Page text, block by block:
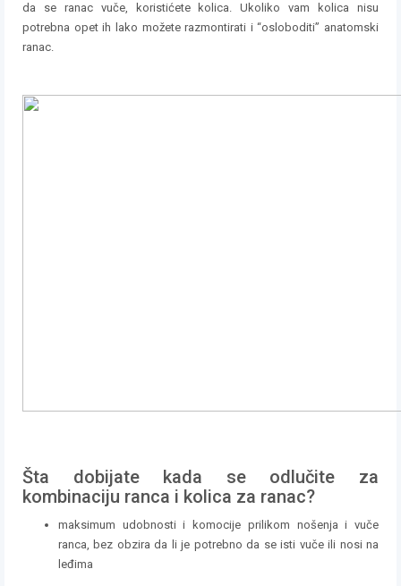
da se ranac vuče, koristićete kolica. Ukoliko vam kolica nisu
potrebna opet ih lako možete razmontirati i “osloboditi” anatomski
ranac.
Šta dobijate kada se odlučite za
kombinaciju ranca i kolica za ranac?
maksimum udobnosti i komocije prilikom nošenja i vuče
ranca, bez obzira da li je potrebno da se isti vuče ili nosi na
leđima